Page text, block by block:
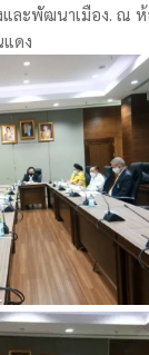
ละพัฒนาเมือง. ณ ห้
ดง